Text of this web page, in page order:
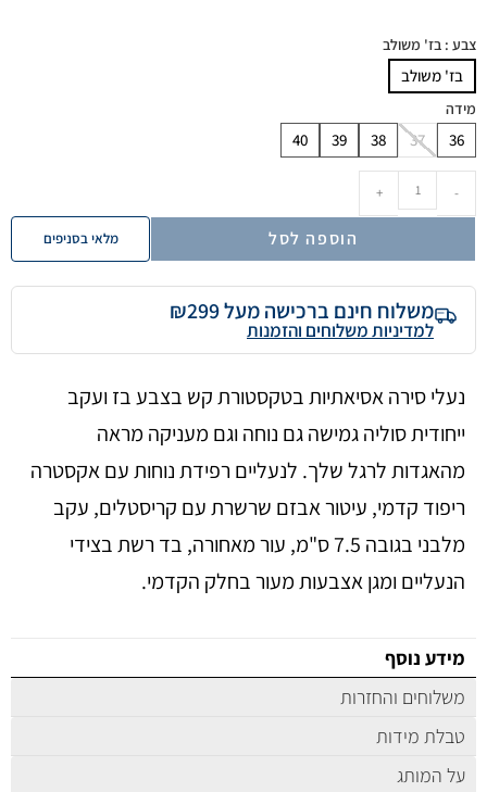
צבע : בז' משולב
בז' משולב
מידה
36
37
38
39
40
-
+
הוספה לסל מלאי בסניפים
משלוח חינם ברכישה מעל ₪299
למדיניות משלוחים והזמנות
נעלי סירה אסיאתיות בטקסטורת קש בצבע בז ועקב
ייחודית סוליה גמישה גם נוחה וגם מעניקה מראה
מהאגדות לרגל שלך. לנעליים רפידת נוחות עם אקסטרה
ריפוד קדמי, עיטור אבזם שרשרת עם קריסטלים, עקב
מלבני בגובה 7.5 ס"מ, עור מאחורה, בד רשת בצידי
הנעליים ומגן אצבעות מעור בחלק הקדמי.
מידע נוסף
משלוחים והחזרות
טבלת מידות
על המותג